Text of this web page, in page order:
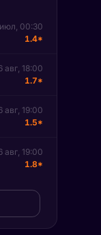
00:30
1.4*
авг, 18:00
1.7*
авг, 19:00
1.5*
авг, 19:00
1.8*